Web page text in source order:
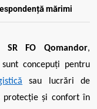
mărimi
SR FO Qomandor,
concepuți pentru
sau lucrări de
protecție și confort în